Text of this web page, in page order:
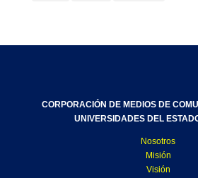
CORPORACIÓN DE MEDIOS DE
UNIVERSIDADES DEL
Nosotros
Misión
Visión